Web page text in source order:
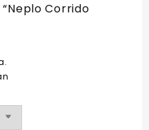
Corrido